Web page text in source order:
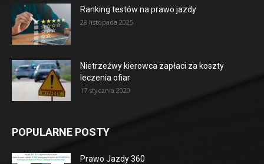
Ranking testów na prawo jazdy
28 listopada 2025
Nietrzeźwy kierowca zapłaci za koszty
leczenia ofiar
17 stycznia 2020
POPULARNE POSTY
Prawo Jazdy 360